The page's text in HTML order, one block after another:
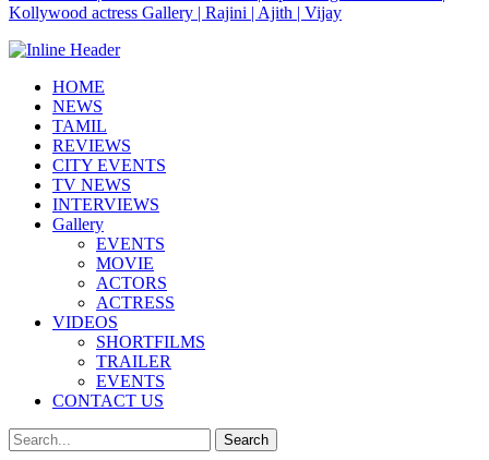
Kollywood actress Gallery | Rajini | Ajith | Vijay
HOME
NEWS
TAMIL
REVIEWS
CITY EVENTS
TV NEWS
INTERVIEWS
Gallery
EVENTS
MOVIE
ACTORS
ACTRESS
VIDEOS
SHORTFILMS
TRAILER
EVENTS
CONTACT US